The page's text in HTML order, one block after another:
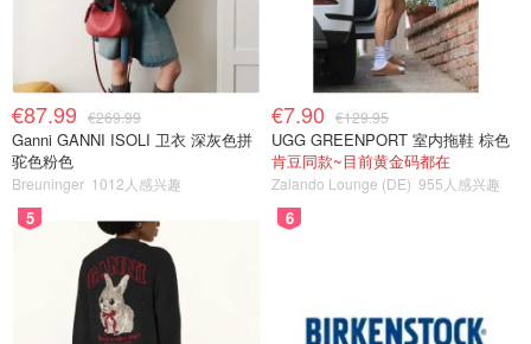
€87.99 €269.99
Ganni GANNI ISOLI 卫衣 深灰色拼
驼色粉色
Breuninger 1012人感兴趣
€7.90 €129.95
UGG GREENPORT 室内拖鞋 棕色
肯豆同款~目前黄金码都在
Zalando Lounge (DE) 955人感兴趣
5 6